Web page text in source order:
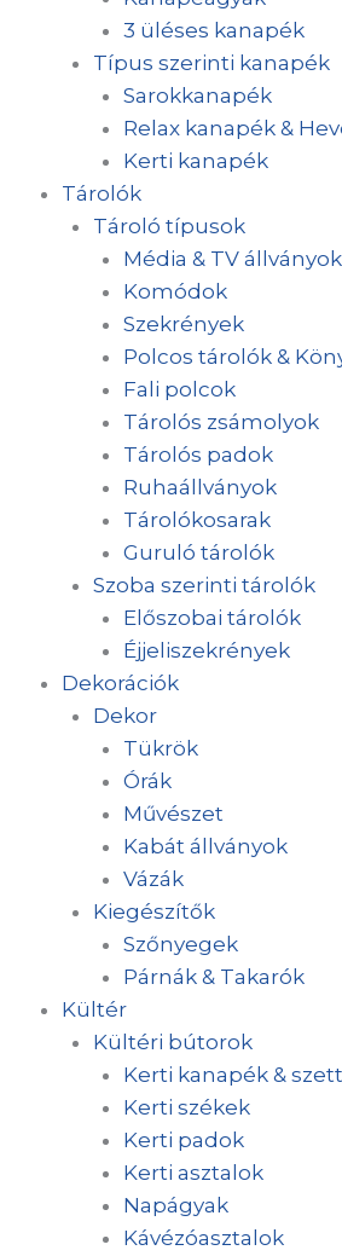
3 üléses kanapék
Típus szerinti kanapék
Sarokkanapék
Relax kanapék &
Kerti kanapék
Tárolók
Tároló típusok
Média & TV állványok
Komódok
Szekrények
Polcos tárolók &
Fali polcok
Tárolós zsámolyok
Tárolós padok
Ruhaállványok
Tárolókosarak
Guruló tárolók
Szoba szerinti tárolók
Előszobai tárolók
Éjjeliszekrények
Dekorációk
Dekor
Tükrök
Órák
Művészet
Kabát állványok
Vázák
Kiegészítők
Szőnyegek
Párnák & Takarók
Kültér
Kültéri bútorok
Kerti kanapék &
Kerti székek
Kerti padok
Kerti asztalok
Napágyak
Kávézóasztalok